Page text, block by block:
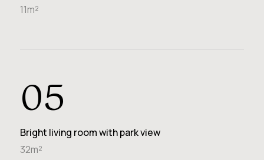
11m²
05
Bright living room with park view
32m²